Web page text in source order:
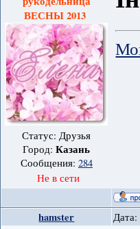
ВЕСНЫ 2013
Статус: Друзья
Город:Казань
Сообщения: 284
Не в сети
hamster Дата: